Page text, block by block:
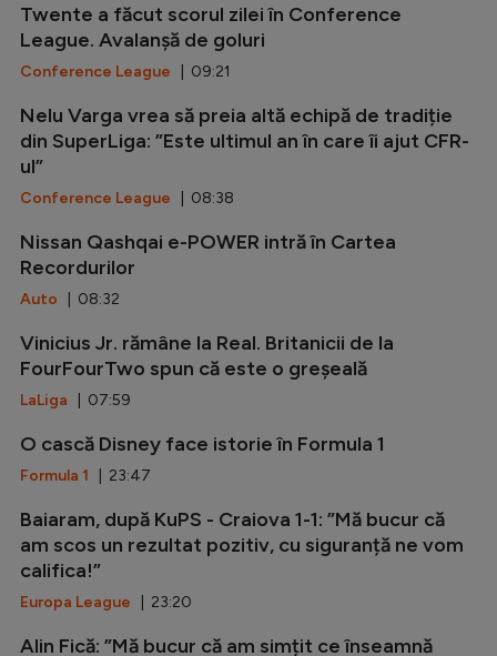
Twente a făcut scorul zilei în Conference
League. Avalanșă de goluri
Conference League | 09:21
Nelu Varga vrea să preia altă echipă de tradiție
din SuperLiga: ”Este ultimul an în care îi ajut CFR-
ul”
Conference League | 08:38
Nissan Qashqai e-POWER intră în Cartea
Recordurilor
Auto | 08:32
Vinicius Jr. rămâne la Real. Britanicii de la
FourFourTwo spun că este o greșeală
LaLiga | 07:59
O cască Disney face istorie în Formula 1
Formula 1 | 23:47
Baiaram, după KuPS - Craiova 1-1: ”Mă bucur că
am scos un rezultat pozitiv, cu siguranță ne vom
califica!”
Europa League | 23:20
Alin Fică: ”Mă bucur că am simțit ce înseamnă